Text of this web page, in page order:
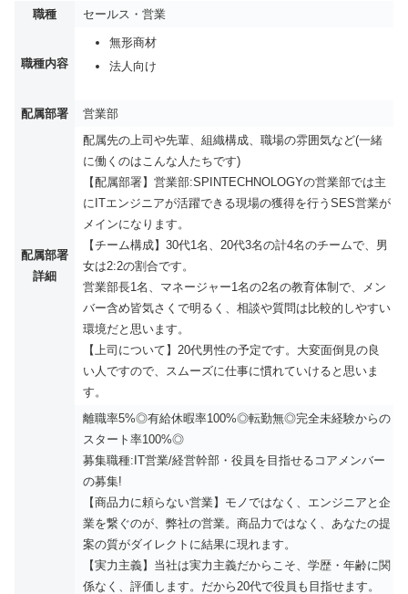
職種 セールス・営業
職種内容
無形商材
法人向け
配属部署 営業部
配属部署
詳細
配属先の上司や先輩、組織構成、職場の雰囲気など(一緒
に働くのはこんな人たちです)
【配属部署】営業部:SPINTECHNOLOGYの営業部では主
にITエンジニアが活躍できる現場の獲得を行うSES営業が
メインになります。
【チーム構成】30代1名、20代3名の計4名のチームで、男
女は2:2の割合です。
営業部長1名、マネージャー1名の2名の教育体制で、メン
バー含め皆気さくで明るく、相談や質問は比較的しやすい
環境だと思います。
【上司について】20代男性の予定です。大変面倒見の良
い人ですので、スムーズに仕事に慣れていけると思いま
す。
離職率5%◎有給休暇率100%◎転勤無◎完全未経験からの
スタート率100%◎
募集職種:IT営業/経営幹部・役員を目指せるコアメンバー
の募集!
【商品力に頼らない営業】モノではなく、エンジニアと企
業を繋ぐのが、弊社の営業。商品力ではなく、あなたの提
案の質がダイレクトに結果に現れます。
【実力主義】当社は実力主義だからこそ、学歴・年齢に関
係なく、評価します。だから20代で役員も目指せます。